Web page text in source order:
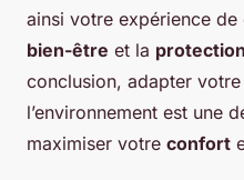
ainsi votre expérience
bien-être et la protection
conclusion, adapter
l’environnement est une
maximiser votre confort